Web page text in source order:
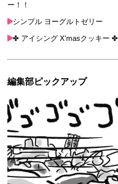
ー！！
シンプル ヨーグルトゼリー
✤ アイシング X'masクッキー ✤
編集部ピックアップ